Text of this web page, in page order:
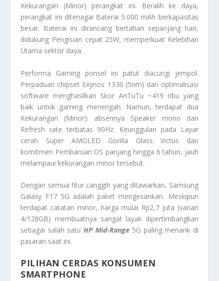
Kekurangan (Minor) perangkat ini. Beralih ke daya,
perangkat ini ditenagai Baterai 5.000 mAh berkapasitas
besar. Baterai ini dirancang bertahan sepanjang hari,
didukung Pengisian cepat 25W, memperkuat Kelebihan
Utama sektor daya.
Performa Gaming ponsel ini patut diacungi jempol.
Perpaduan chipset Exynos 1330 (5nm) dan optimalisasi
software menghasilkan Skor AnTuTu ~419 ribu yang
baik untuk gaming menengah. Namun, terdapat dua
Kekurangan (Minor): absennya Speaker mono dan
Refresh rate terbatas 90Hz. Keunggulan pada Layar
cerah Super AMOLED Gorilla Glass Victus dan
komitmen Pembaruan OS panjang hingga 6 tahun, jauh
melampaui kekurangan minor tersebut.
Dengan semua fitur canggih yang ditawarkan, Samsung
Galaxy F17 5G adalah paket mengesankan. Meskipun
terdapat catatan minor, harga mulai Rp2,7 juta (varian
4/128GB) membuatnya sangat layak dipertimbangkan
sebagai salah satu HP Mid-Range 5G paling menarik di
pasaran saat ini.
PILIHAN CERDAS KONSUMEN
SMARTPHONE